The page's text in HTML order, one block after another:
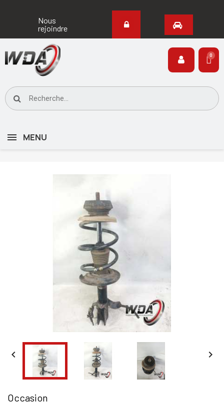
Nous
rejoindre
MENU
 
Occasion